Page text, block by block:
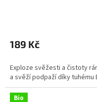
produktu
je
z
5
hvězdiček.
189 Kč
Exploze svěžesti a čistoty
a svěží podpaží díky
Bio